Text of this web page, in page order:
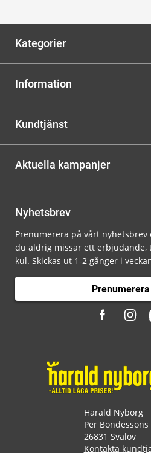
Kategorier
Information
Kundtjänst
Aktuella kampanjer
Nyhetsbrev
Prenumerera på vårt nyhetsbrev
du aldrig missar ett erbjudande,
kul. Skickas ut 1-2 gånger i
Prenumerera
Harald Nyborg
Per Bondessons
26831 Svalöv
Kontakta